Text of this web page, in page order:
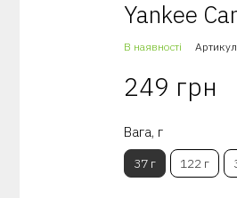
Yankee
В наявності
249 грн
Вага, г
37 г 122 г